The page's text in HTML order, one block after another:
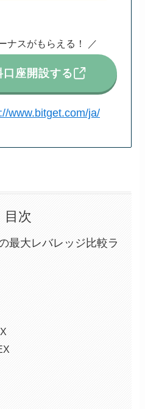
ナスがもらえる！ ／
座開設する
www.bitget.com/ja/
目次
最大レバレッジ比較ラ